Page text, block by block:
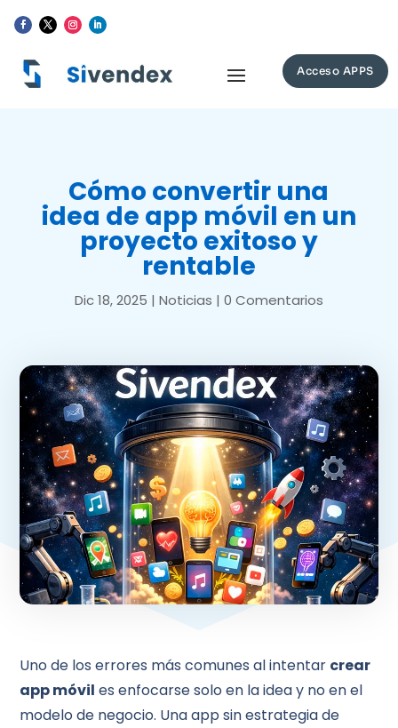
Acceso APPS
Cómo convertir una
idea de app móvil en un
proyecto exitoso y
rentable
Dic 18, 2025 | Noticias | 0 Comentarios
Uno de los errores más comunes al intentar crear
app móvil es enfocarse solo en la idea y no en el
modelo de negocio. Una app sin estrategia de